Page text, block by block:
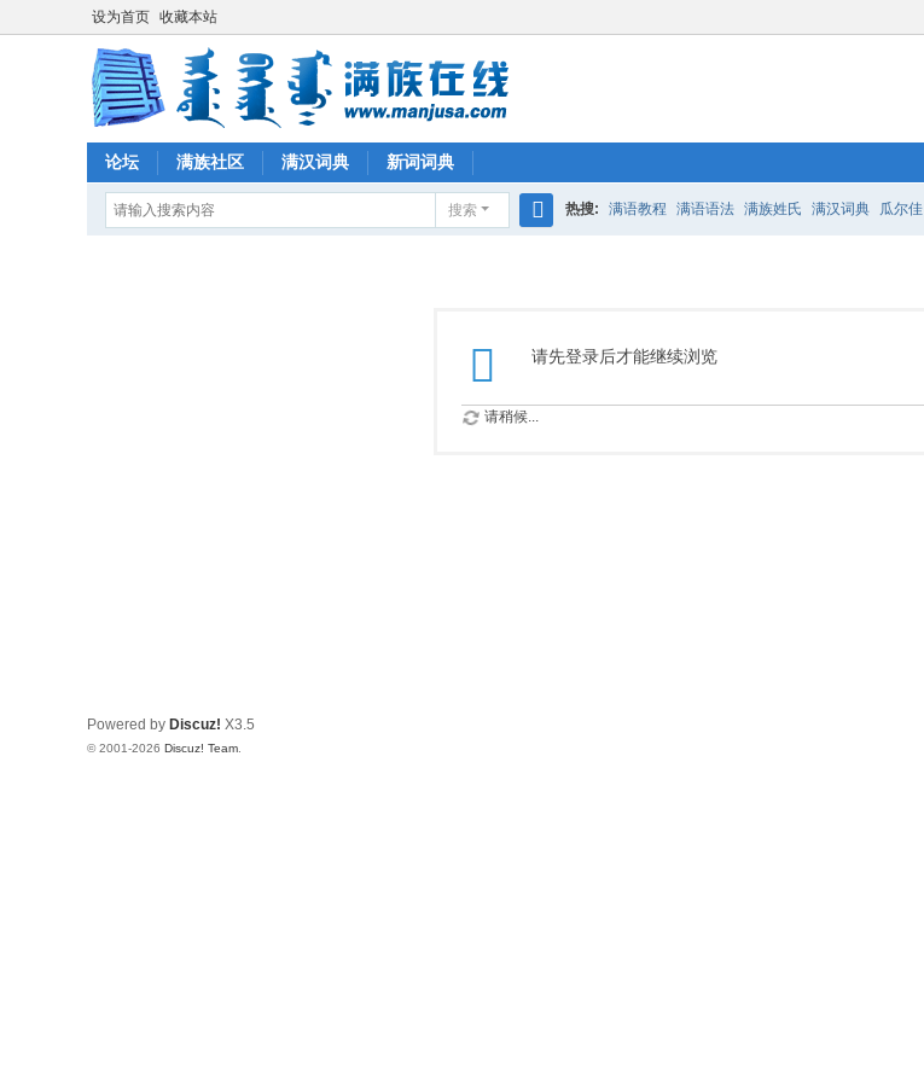
设为首页 收藏本站
论坛 满族社区 满汉词典 新词词典
搜索 热搜: 满语教程 满语语法 满族姓氏 满汉词典 瓜尔佳
请先登录后才能继续浏览
请稍候...
Powered by Discuz! X3.5
© 2001-2026 Discuz! Team